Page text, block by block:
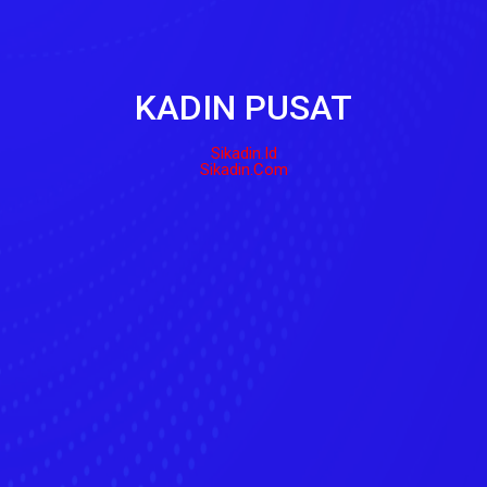
KADIN PUSAT
Sikadin.id
Sikadin.com